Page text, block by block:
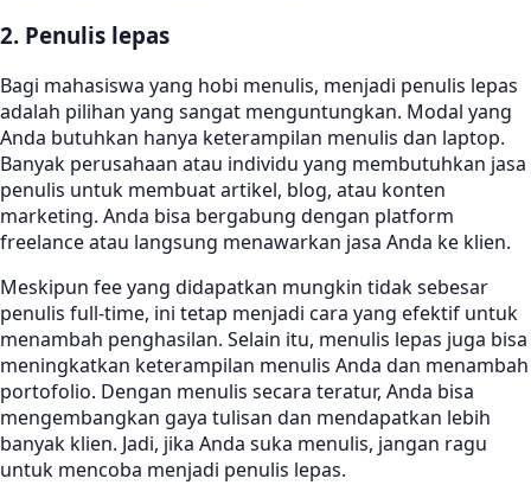
2. Penulis lepas
Bagi mahasiswa yang hobi menulis, menjadi penulis lepas
adalah pilihan yang sangat menguntungkan. Modal yang
Anda butuhkan hanya keterampilan menulis dan laptop.
Banyak perusahaan atau individu yang membutuhkan jasa
penulis untuk membuat artikel, blog, atau konten
marketing. Anda bisa bergabung dengan platform
freelance atau langsung menawarkan jasa Anda ke klien.
Meskipun fee yang didapatkan mungkin tidak sebesar
penulis full-time, ini tetap menjadi cara yang efektif untuk
menambah penghasilan. Selain itu, menulis lepas juga bisa
meningkatkan keterampilan menulis Anda dan menambah
portofolio. Dengan menulis secara teratur, Anda bisa
mengembangkan gaya tulisan dan mendapatkan lebih
banyak klien. Jadi, jika Anda suka menulis, jangan ragu
untuk mencoba menjadi penulis lepas.